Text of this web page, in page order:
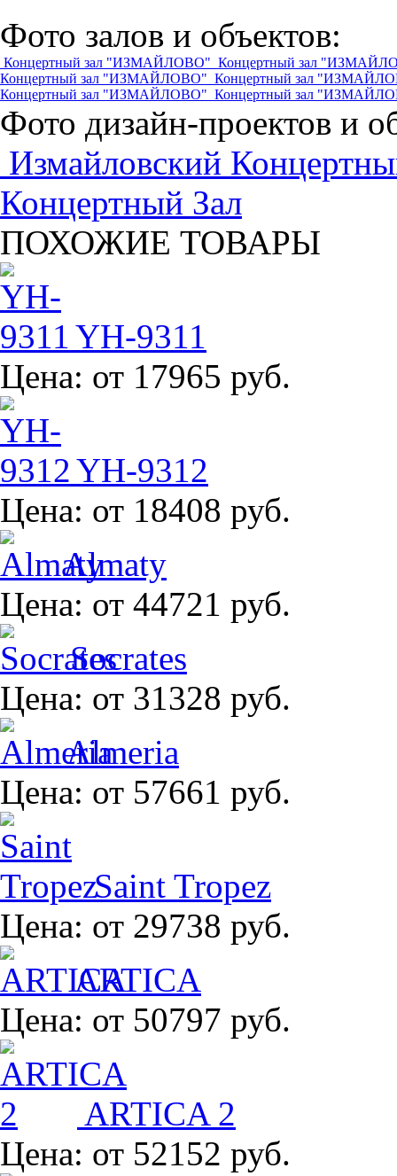
Фото залов и объектов:
Концертный зал "ИЗМАЙЛОВО" Концертный зал
Концертный зал "ИЗМАЙЛОВО" Концертный зал
Концертный зал "ИЗМАЙЛОВО" Концертный зал
Фото дизайн-проектов и
Измайловский
Концертный Зал
ПОХОЖИЕ ТОВАРЫ
YH-9311
Цена: от 17965 руб.
YH-9312
Цена: от 18408 руб.
Almaty
Цена: от 44721 руб.
Socrates
Цена: от 31328 руб.
Almeria
Цена: от 57661 руб.
Saint Tropez
Цена: от 29738 руб.
ARTICA
Цена: от 50797 руб.
ARTICA 2
Цена: от 52152 руб.